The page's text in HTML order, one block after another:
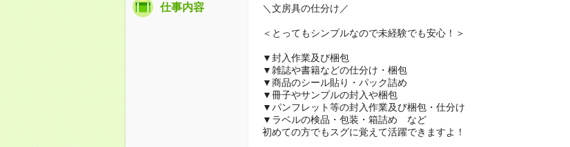
仕事内容 ＼文房具の仕分け／
＜とってもシンプルなので未経験でも安心！＞
▼封入作業及び梱包
▼雑誌や書籍などの仕分け・梱包
▼商品のシール貼り・パック詰め
▼冊子やサンプルの封入や梱包
▼パンフレット等の封入作業及び梱包・仕分け
▼ラベルの検品・包装・箱詰め など
初めての方でもスグに覚えて活躍できますよ！